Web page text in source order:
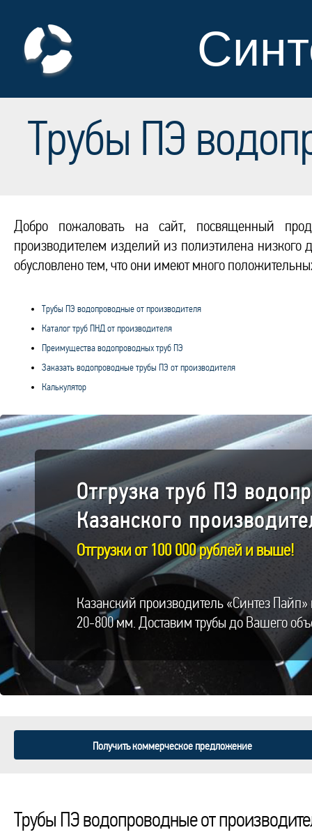
Трубы ПЭ
Добро пожаловать на сайт, посвященный
производителем изделий из полиэтилена низкого
обусловлено тем, что они имеют много
Трубы ПЭ водопроводные от производителя
Каталог труб ПНД от производителя
Преимущества водопроводных труб ПЭ
Заказать водопроводные трубы ПЭ от производителя
Калькулятор
Отгрузка труб ПЭ
Казанского
Отгрузки от 100 000 рублей и выше!
Казанский производитель «Синтез
20-800 мм. Доставим трубы до Вашего
Получить коммерческое предложение
Трубы ПЭ водопроводные от